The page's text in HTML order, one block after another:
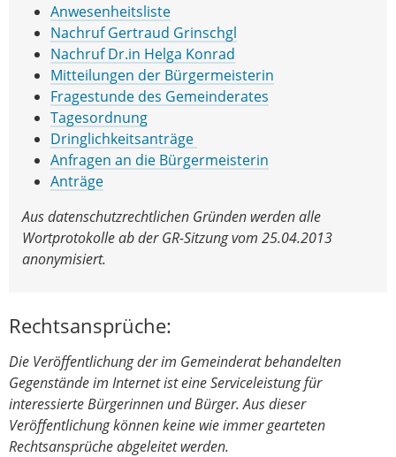
Anwesenheitsliste
Nachruf Gertraud Grinschgl
Nachruf Dr.in Helga Konrad
Mitteilungen der Bürgermeisterin
Fragestunde des Gemeinderates
Tagesordnung
Dringlichkeitsanträge
Anfragen an die Bürgermeisterin
Anträge
Aus datenschutzrechtlichen Gründen werden alle
Wortprotokolle ab der GR-Sitzung vom 25.04.2013
anonymisiert.
Rechtsansprüche:
Die Veröffentlichung der im Gemeinderat behandelten
Gegenstände im Internet ist eine Serviceleistung für
interessierte Bürgerinnen und Bürger. Aus dieser
Veröffentlichung können keine wie immer gearteten
Rechtsansprüche abgeleitet werden.